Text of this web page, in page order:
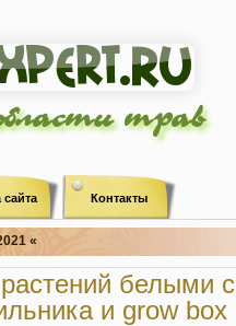
трав
сайта Контакты
«
белыми
и grow box